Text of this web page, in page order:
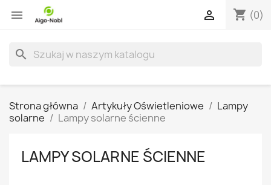
 shopping_cart (0)

search
Strona główna Artykuły Oświetleniowe
Lampy
solarne
Lampy solarne ścienne
LAMPY SOLARNE ŚCIENNE